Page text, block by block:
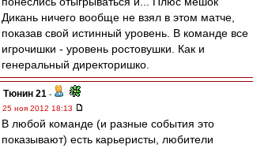
Дикань ничего вообще не взял в этом матче,
показав свой истинный уровень. В команде все
игрочишки - уровень ростовушки. Как и
генеральный директоришко.
Тюнин 21 -
25 ноя 2012 18:13
В любой команде (и разные события это
показывают) есть карьеристы, любители